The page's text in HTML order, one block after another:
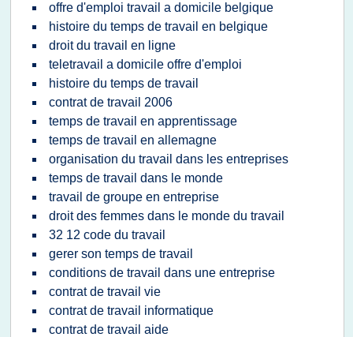
offre d'emploi travail a domicile belgique
histoire du temps de travail en belgique
droit du travail en ligne
teletravail a domicile offre d'emploi
histoire du temps de travail
contrat de travail 2006
temps de travail en apprentissage
temps de travail en allemagne
organisation du travail dans les entreprises
temps de travail dans le monde
travail de groupe en entreprise
droit des femmes dans le monde du travail
32 12 code du travail
gerer son temps de travail
conditions de travail dans une entreprise
contrat de travail vie
contrat de travail informatique
contrat de travail aide